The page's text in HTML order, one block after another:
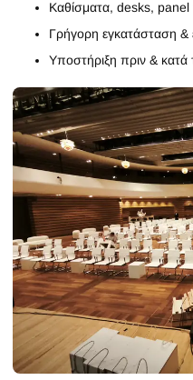
Καθίσματα, desks,
Γρήγορη εγκατάσταση &
Υποστήριξη πριν & κατά